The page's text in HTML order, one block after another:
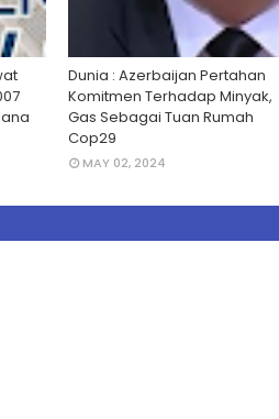
Dunia : Azerbaijan Pertahan
Komitmen Terhadap Minyak,
Gas Sebagai Tuan Rumah
Cop29
MAY 02, 2024